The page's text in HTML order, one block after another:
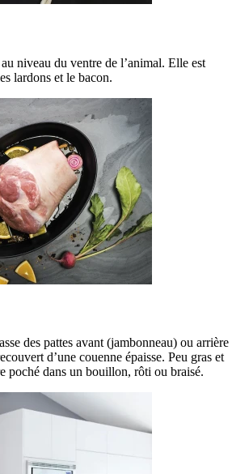
niveau du ventre de l’animal. Elle est
lardons et le bacon.
des pattes avant (jambonneau) ou arrière
d’une couenne épaisse. Peu gras et
poché dans un bouillon, rôti ou braisé.